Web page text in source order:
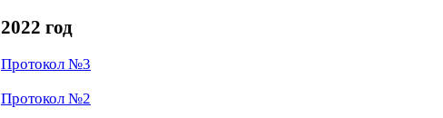
2022 год
Протокол №3
Протокол №2